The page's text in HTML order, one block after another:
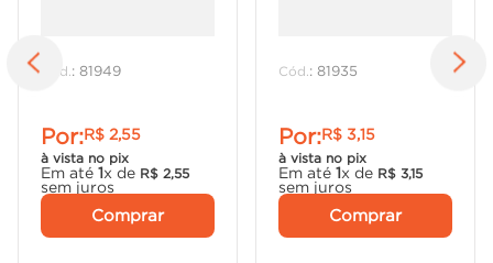
: 81949
Por:R$ 2,55
à vista no pix
Em até 1x de R$ 2,55
sem juros
Comprar
: 81935
Por:R$ 3,15
à vista no pix
Em até 1x de R$ 3,15
sem juros
Comprar